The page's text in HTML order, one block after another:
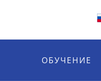
ОБУЧЕНИЕ